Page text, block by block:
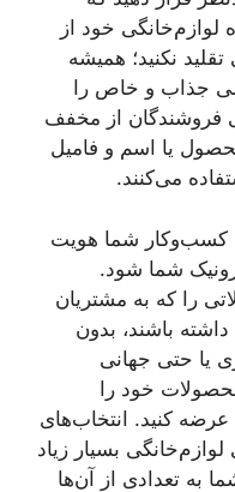
لوازم‌خانگی خود از
نکنید؛ همیشه
جذاب و خاص را
فروشندگان از مخفف
یا اسم و فامیل
می‌کنند.
کسب‌وکار شما هویت
شما شود.
را که به مشتریان
باشند، بدون
یا حتی جهانی
خود را
عرضه کنید. انتخاب‌های
بسیار زیاد
به تعدادی از آن‌ها